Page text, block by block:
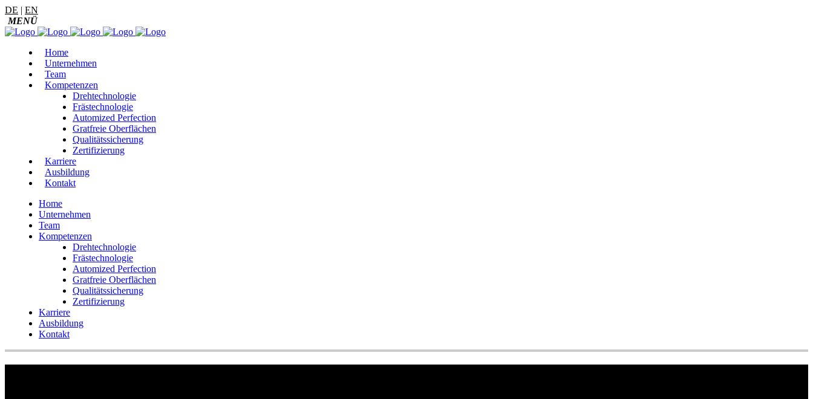
DE | EN
Home
Unternehmen
Team
Kompetenzen
Drehtechnologie
Frästechnologie
Automized Perfection
Gratfreie Oberflächen
Qualitätssicherung
Zertifizierung
Karriere
Ausbildung
Kontakt
Home
Unternehmen
Team
Kompetenzen
Drehtechnologie
Frästechnologie
Automized Perfection
Gratfreie Oberflächen
Qualitätssicherung
Zertifizierung
Karriere
Ausbildung
Kontakt